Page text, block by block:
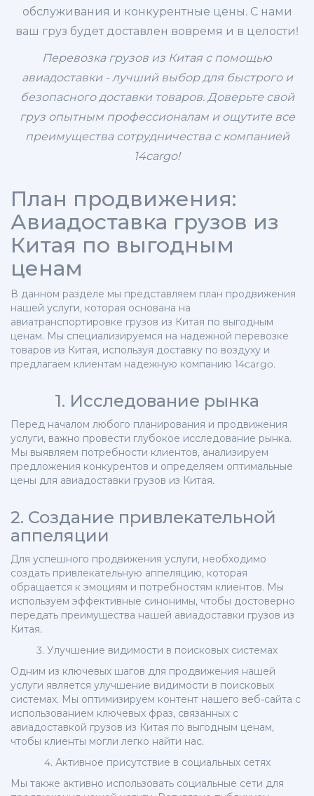
обслуживания и конкурентные цены. С нами
ваш груз будет доставлен вовремя и в целости!
Перевозка грузов из Китая с помощью
авиадоставки - лучший выбор для быстрого и
безопасного доставки товаров. Доверьте свой
груз опытным профессионалам и ощутите все
преимущества сотрудничества с компанией
14cargo!
План продвижения:
Авиадоставка грузов из
Китая по выгодным
ценам
В данном разделе мы представляем план продвижения
нашей услуги, которая основана на
авиатранспортировке грузов из Китая по выгодным
ценам. Мы специализируемся на надежной перевозке
товаров из Китая, используя доставку по воздуху и
предлагаем клиентам надежную компанию 14cargo.
1. Исследование рынка
Перед началом любого планирования и продвижения
услуги, важно провести глубокое исследование рынка.
Мы выявляем потребности клиентов, анализируем
предложения конкурентов и определяем оптимальные
цены для авиадоставки грузов из Китая.
2. Создание привлекательной
аппеляции
Для успешного продвижения услуги, необходимо
создать привлекательную аппеляцию, которая
обращается к эмоциям и потребностям клиентов. Мы
используем эффективные синонимы, чтобы достоверно
передать преимущества нашей авиадоставки грузов из
Китая.
3. Улучшение видимости в поисковых системах
Одним из ключевых шагов для продвижения нашей
услуги является улучшение видимости в поисковых
системах. Мы оптимизируем контент нашего веб-сайта с
использованием ключевых фраз, связанных с
авиадоставкой грузов из Китая по выгодным ценам,
чтобы клиенты могли легко найти нас.
4. Активное присутствие в социальных сетях
Мы также активно использовать социальные сети для